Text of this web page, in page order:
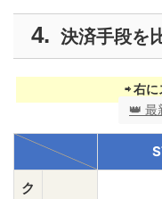
決済手段を
👑 最
ク